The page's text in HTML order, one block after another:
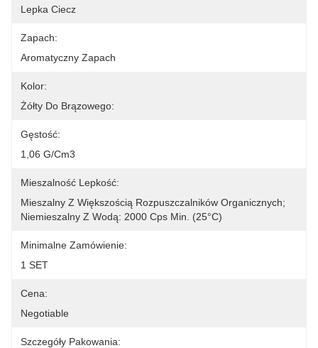
Lepka Ciecz
Zapach:
Aromatyczny Zapach
Kolor:
Żółty Do Brązowego:
Gęstość:
1,06 G/cm3
Mieszalność Lepkość:
Mieszalny Z Większością Rozpuszczalników Organicznych;
Niemieszalny Z Wodą: 2000 Cps Min. (25°C)
Minimalne Zamówienie:
1 SET
Cena:
Negotiable
Szczegóły Pakowania: